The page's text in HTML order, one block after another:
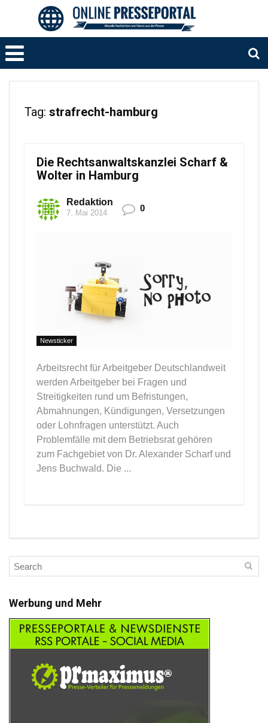
Tag: strafrecht-hamburg
Die Rechtsanwaltskanzlei Scharf &
Wolter in Hamburg
Redaktion
7. Mai 2014 0
Newsticker
Arbeitsrecht für Arbeitgeber Deutschlandweit
werden Arbeitgeber bei Fragen und
Streitigkeiten rund um Befristungen,
Abmahnungen, Kündigungen, Versetzungen
oder Lohnfragen unterstützt. Auch
Problemfälle mit dem Betriebsrat gehören
zum Fachgebiet von Dr. Alexander Scharf und
Jens Buchwald. Die ...
Werbung und Mehr